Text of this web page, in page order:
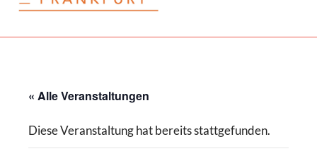
« Alle Veranstaltungen
Diese Veranstaltung hat bereits stattgefunden.